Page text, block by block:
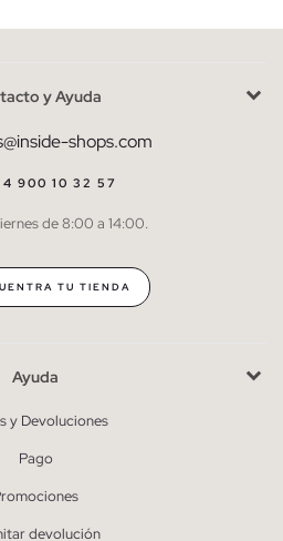
de privacidad
SUSCRIBIRME
en cualquier momento.
y Ayuda
shops.com
900 10 32 57
de 8:00 a 14:00.
TU TIENDA
Ayuda
y Devoluciones
Pago
devolución